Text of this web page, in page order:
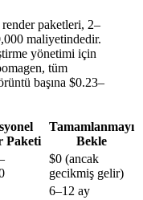
paketleri, 2–
maliyetindedir.
yönetimi için
tüm
başına $0.23–
Paketi
Tamamlanmayı
Bekle
$0 (ancak
gecikmiş gelir)
6–12 ay